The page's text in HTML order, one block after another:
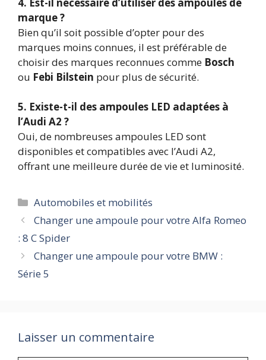
marque ?
Bien qu’il soit possible d’opter pour des
marques moins connues, il est préférable de
choisir des marques reconnues comme Bosch
ou Febi Bilstein pour plus de sécurité.
5. Existe-t-il des ampoules LED adaptées à
l’Audi A2 ?
Oui, de nombreuses ampoules LED sont
disponibles et compatibles avec l’Audi A2,
offrant une meilleure durée de vie et luminosité.
Catégories
Automobiles et mobilités
Changer une ampoule pour votre Alfa Romeo
: 8 C Spider
Changer une ampoule pour votre BMW :
Série 5
Laisser un commentaire